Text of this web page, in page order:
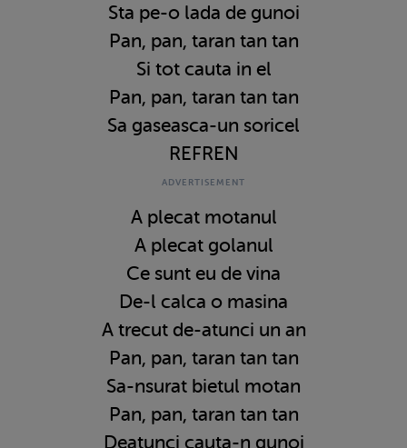
Sta pe-o lada de gunoi
Pan, pan, taran tan tan
Si tot cauta in el
Pan, pan, taran tan tan
Sa gaseasca-un soricel
REFREN
A plecat motanul
A plecat golanul
Ce sunt eu de vina
De-l calca o masina
A trecut de-atunci un an
Pan, pan, taran tan tan
Sa-nsurat bietul motan
Pan, pan, taran tan tan
Deatunci cauta-n gunoi